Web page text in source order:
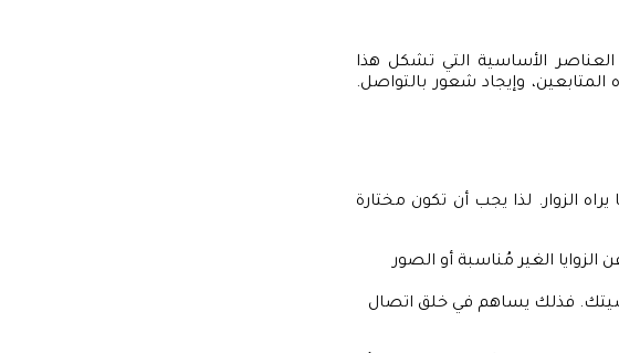
الأساسية التي تشكل هذا
وإيجاد شعور بالتواصل.
الزوار. لذا يجب أن تكون مختارة
الغير مُناسبة أو الصور
فذلك يساهم في خلق اتصال